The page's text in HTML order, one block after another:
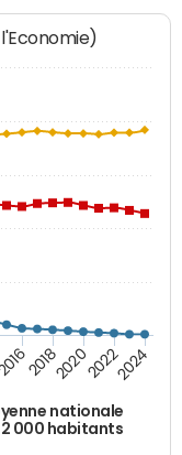
nationale
2 000 habitants
2018202020222024